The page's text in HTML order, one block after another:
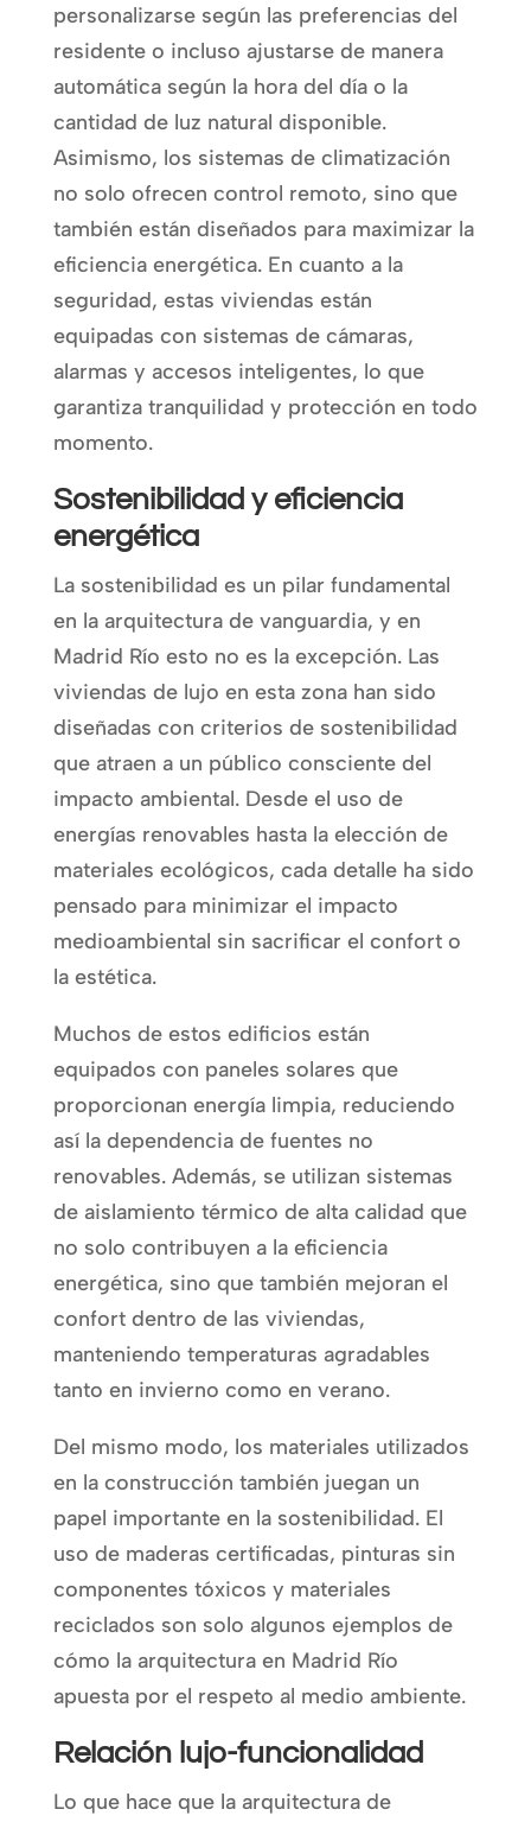
personalizarse según las preferencias del
residente o incluso ajustarse de manera
automática según la hora del día o la
cantidad de luz natural disponible.
Asimismo, los sistemas de climatización
no solo ofrecen control remoto, sino que
también están diseñados para maximizar la
eficiencia energética. En cuanto a la
seguridad, estas viviendas están
equipadas con sistemas de cámaras,
alarmas y accesos inteligentes, lo que
garantiza tranquilidad y protección en todo
momento.
Sostenibilidad y eficiencia
energética
La sostenibilidad es un pilar fundamental
en la arquitectura de vanguardia, y en
Madrid Río esto no es la excepción. Las
viviendas de lujo en esta zona han sido
diseñadas con criterios de sostenibilidad
que atraen a un público consciente del
impacto ambiental. Desde el uso de
energías renovables hasta la elección de
materiales ecológicos, cada detalle ha sido
pensado para minimizar el impacto
medioambiental sin sacrificar el confort o
la estética.
Muchos de estos edificios están
equipados con paneles solares que
proporcionan energía limpia, reduciendo
así la dependencia de fuentes no
renovables. Además, se utilizan sistemas
de aislamiento térmico de alta calidad que
no solo contribuyen a la eficiencia
energética, sino que también mejoran el
confort dentro de las viviendas,
manteniendo temperaturas agradables
tanto en invierno como en verano.
Del mismo modo, los materiales utilizados
en la construcción también juegan un
papel importante en la sostenibilidad. El
uso de maderas certificadas, pinturas sin
componentes tóxicos y materiales
reciclados son solo algunos ejemplos de
cómo la arquitectura en Madrid Río
apuesta por el respeto al medio ambiente.
Relación lujo-funcionalidad
Lo que hace que la arquitectura de